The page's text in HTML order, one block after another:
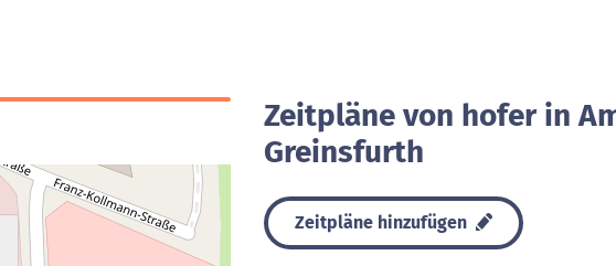
Zeitpläne von hofer in
Greinsfurth
Zeitpläne hinzufügen